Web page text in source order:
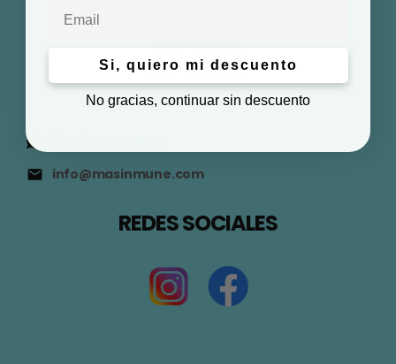
info@masinmune.com
REDES SOCIALES
Si, quiero mi descuento
No gracias, continuar sin descuento